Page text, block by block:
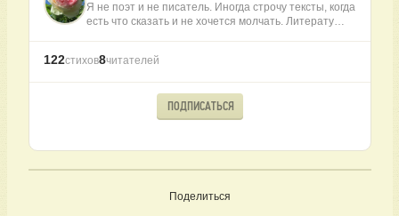
Я не поэт и не писатель. Иногда строчу тексты, когда
есть что сказать и не хочется молчать. Литерату…
122стихов8читателей
ПОДПИСАТЬСЯ
Поделиться